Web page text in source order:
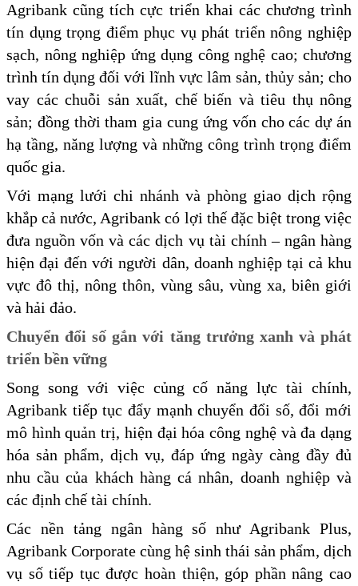
Agribank cũng tích cực triển khai các chương trình
tín dụng trọng điểm phục vụ phát triển nông nghiệp
sạch, nông nghiệp ứng dụng công nghệ cao; chương
trình tín dụng đối với lĩnh vực lâm sản, thủy sản; cho
vay các chuỗi sản xuất, chế biến và tiêu thụ nông
sản; đồng thời tham gia cung ứng vốn cho các dự án
hạ tầng, năng lượng và những công trình trọng điểm
quốc gia.
Với mạng lưới chi nhánh và phòng giao dịch rộng
khắp cả nước, Agribank có lợi thế đặc biệt trong việc
đưa nguồn vốn và các dịch vụ tài chính – ngân hàng
hiện đại đến với người dân, doanh nghiệp tại cả khu
vực đô thị, nông thôn, vùng sâu, vùng xa, biên giới
và hải đảo.
Chuyển đổi số gắn với tăng trưởng xanh và phát
triển bền vững
Song song với việc củng cố năng lực tài chính,
Agribank tiếp tục đẩy mạnh chuyển đổi số, đổi mới
mô hình quản trị, hiện đại hóa công nghệ và đa dạng
hóa sản phẩm, dịch vụ, đáp ứng ngày càng đầy đủ
nhu cầu của khách hàng cá nhân, doanh nghiệp và
các định chế tài chính.
Các nền tảng ngân hàng số như Agribank Plus,
Agribank Corporate cùng hệ sinh thái sản phẩm, dịch
vụ số tiếp tục được hoàn thiện, góp phần nâng cao